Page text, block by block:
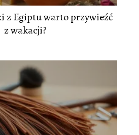
z Egiptu warto przywieźć
z wakacji?